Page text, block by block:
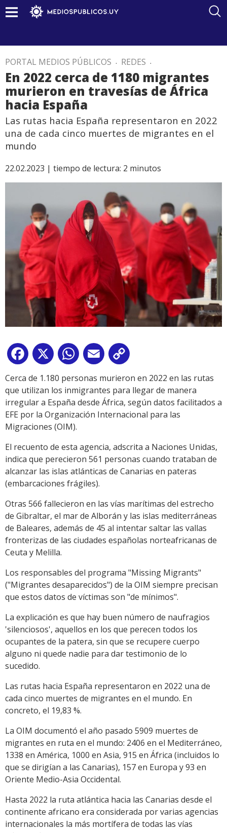
PORTAL MEDIOS PÚBLICOS . REDES .
En 2022 cerca de 1180 migrantes
murieron en travesías de África
hacia España
Las rutas hacia España representaron en 2022
una de cada cinco muertes de migrantes en el
mundo
22.02.2023 | tiempo de lectura: 2 minutos
Facebook
X WhatsApp
Email
Link
Cerca de 1.180 personas murieron en 2022 en las rutas
que utilizan los inmigrantes para llegar de manera
irregular a España desde África, según datos facilitados a
EFE por la Organización Internacional para las
Migraciones (OIM).
El recuento de esta agencia, adscrita a Naciones Unidas,
indica que perecieron 561 personas cuando trataban de
alcanzar las islas atlánticas de Canarias en pateras
(embarcaciones frágiles).
Otras 566 fallecieron en las vías marítimas del estrecho
de Gibraltar, el mar de Alborán y las islas mediterráneas
de Baleares, además de 45 al intentar saltar las vallas
fronterizas de las ciudades españolas norteafricanas de
Ceuta y Melilla.
Los responsables del programa "Missing Migrants"
("Migrantes desaparecidos") de la OIM siempre precisan
que estos datos de víctimas son "de mínimos".
La explicación es que hay buen número de naufragios
'silenciosos', aquellos en los que perecen todos los
ocupantes de la patera, sin que se recupere cuerpo
alguno ni quede nadie para dar testimonio de lo
sucedido.
Las rutas hacia España representaron en 2022 una de
cada cinco muertes de migrantes en el mundo. En
concreto, el 19,83 %.
La OIM documentó el año pasado 5909 muertes de
migrantes en ruta en el mundo: 2406 en el Mediterráneo,
1338 en América, 1000 en Asia, 915 en África (incluidos lo
que se dirigían a las Canarias), 157 en Europa y 93 en
Oriente Medio-Asia Occidental.
Hasta 2022 la ruta atlántica hacia las Canarias desde el
continente africano era considerada por varias agencias
internacionales la más mortífera de todas las vías